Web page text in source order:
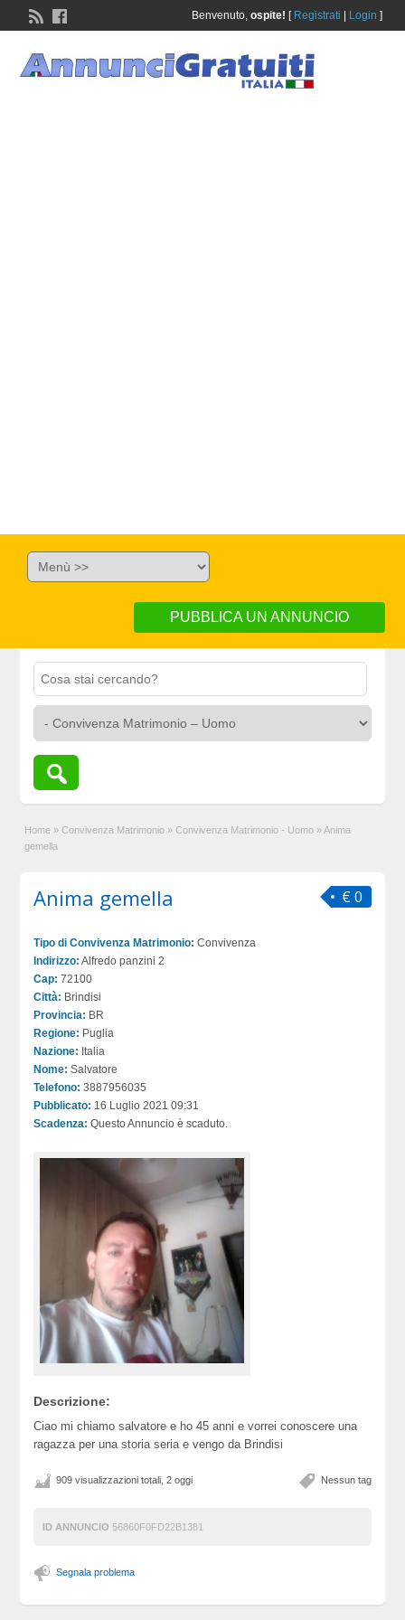
Benvenuto, ospite! [ Registrati Login ]
PUBBLICA UN ANNUNCIO
Home » Convivenza Matrimonio » Convivenza Matrimonio - Uomo » Anima
gemella
€ 0
Anima gemella
Tipo di Convivenza Matrimonio: Convivenza
Indirizzo: Alfredo panzini 2
Cap: 72100
Città: Brindisi
Provincia: BR
Regione: Puglia
Nazione: Italia
Nome: Salvatore
Telefono: 3887956035
Pubblicato: 16 Luglio 2021 09:31
Scadenza: Questo Annuncio è scaduto.
Descrizione:
Ciao mi chiamo salvatore e ho 45 anni e vorrei conoscere una
ragazza per una storia seria e vengo da Brindisi
Nessun tag
909 visualizzazioni totali, 2 oggi
ID ANNUNCIO 56860F0FD22B1381
Segnala problema